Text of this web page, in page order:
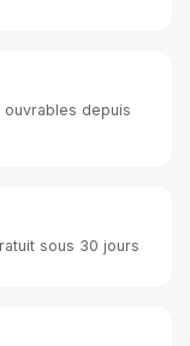
depuis
sous 30 jours